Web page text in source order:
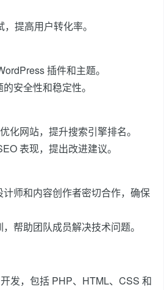
提高用户转化率。
插件和主题。
安全性和稳定性。
化网站，提升搜索引擎排名。
表现，提出改进建议。
师和内容创作者密切合作，确保
帮助团队成员解决技术问题。
发，包括 PHP、HTML、CSS 和